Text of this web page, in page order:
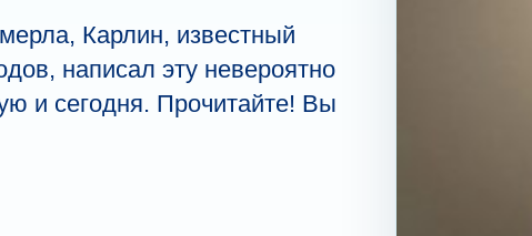
Карлин, известный
написал эту невероятно
и сегодня. Прочитайте! Вы